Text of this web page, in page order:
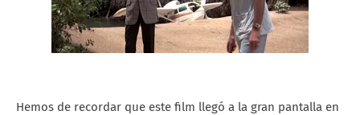
Hemos de recordar que este film llegó a la gran pantalla en